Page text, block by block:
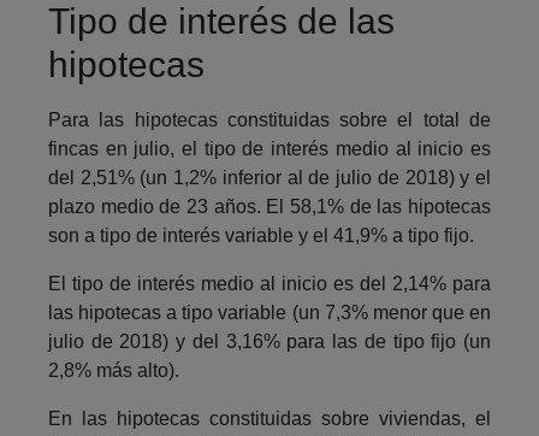
Tipo de interés de las
hipotecas
Para las hipotecas constituidas sobre el total de
fincas en julio, el tipo de interés medio al inicio es
del 2,51% (un 1,2% inferior al de julio de 2018) y el
plazo medio de 23 años. El 58,1% de las hipotecas
son a tipo de interés variable y el 41,9% a tipo fijo.
El tipo de interés medio al inicio es del 2,14% para
las hipotecas a tipo variable (un 7,3% menor que en
julio de 2018) y del 3,16% para las de tipo fijo (un
2,8% más alto).
En las hipotecas constituidas sobre viviendas, el